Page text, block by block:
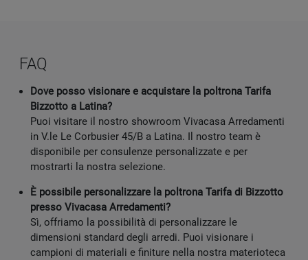
FAQ
Dove posso visionare e acquistare la poltrona Tarifa
Bizzotto a Latina?
Puoi visitare il nostro showroom Vivacasa Arredamenti
in V.le Le Corbusier 45/B a Latina. Il nostro team è
disponibile per consulenze personalizzate e per
mostrarti la nostra selezione.
È possibile personalizzare la poltrona Tarifa di Bizzotto
presso Vivacasa Arredamenti?
Sì, offriamo la possibilità di personalizzare le
dimensioni standard degli arredi. Puoi visionare i
campioni di materiali e finiture nella nostra materioteca